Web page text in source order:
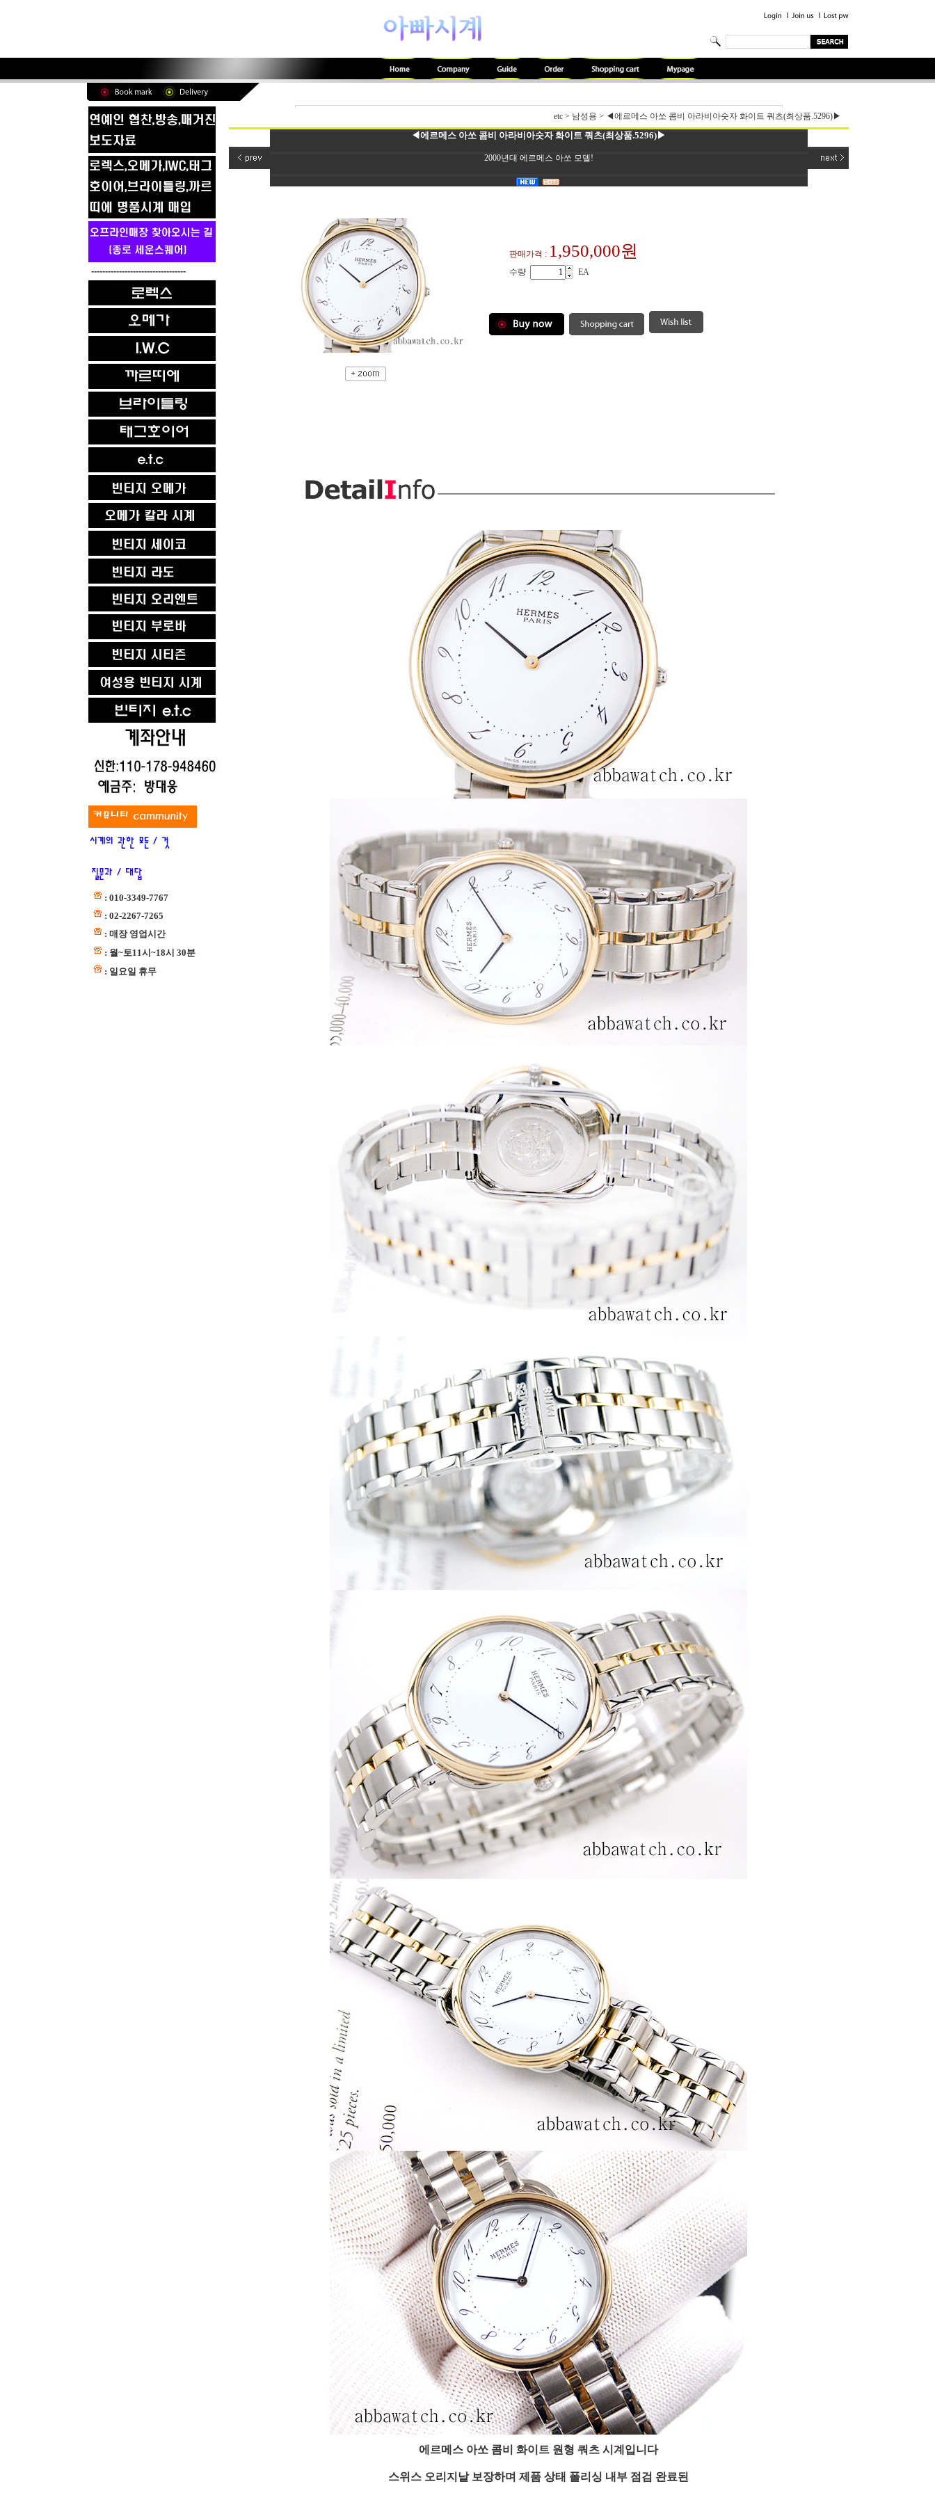
----------------------------------
: 010-3349-7767
: 02-2267-7265
: 매장 영업시간
: 월~토11시~18시 30분
: 일요일 휴무
etc > 남성용 > ◀에르메스 아쏘 콤비 아라비아숫자 화이트 쿼츠(최상품.5296)▶
◀에르메스 아쏘 콤비 아라비아숫자 화이트 쿼츠(최상품.5296)▶
2000년대 에르메스 아쏘 모델!
판매가격 : 1,950,000원
수량 EA
에르메스 아쏘 콤비 화이트 원형 쿼츠 시계입니다
스위스 오리지날 보장하며 제품 상태 폴리싱 내부 점검 완료된